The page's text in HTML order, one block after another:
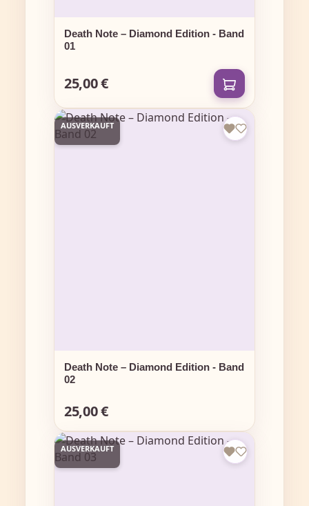
Death Note – Diamond Edition - Band
01
Regulärer Preis:
25,00 €
AUSVERKAUFT
Death Note – Diamond Edition - Band
02
Regulärer Preis:
25,00 €
AUSVERKAUFT